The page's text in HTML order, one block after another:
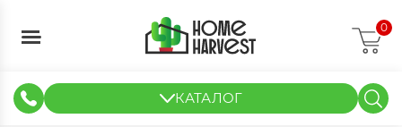
0
КАТАЛОГ